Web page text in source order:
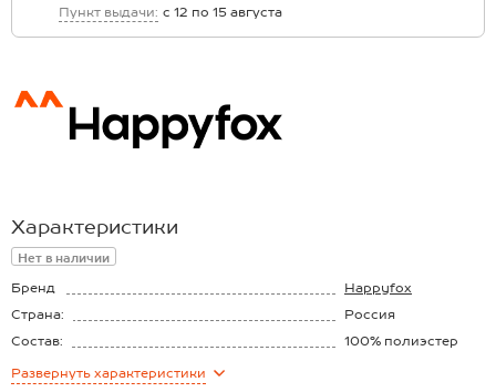
Пункт выдачи: с 12 по 15 августа
Характеристики
Нет в наличии
Бренд
Happyfox
Страна:
Россия
Состав:
100% полиэстер
Материал:
Развернуть характеристики